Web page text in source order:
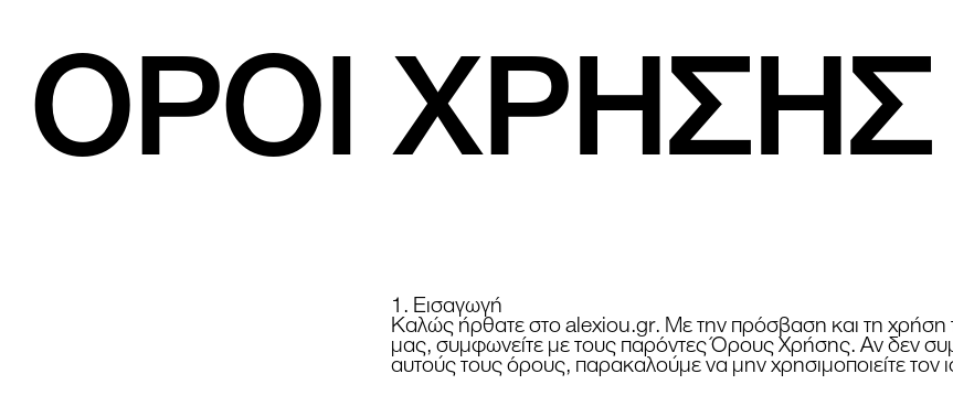
ΟΡΟΙ ΧΡΗΣΗΣ
1. Εισαγωγή
Καλώς ήρθατε στο alexiou.gr. Με την πρόσβαση και τη χρήση
μας, συμφωνείτε με τους παρόντες Όρους Χρήσης. Αν δεν
αυτούς τους όρους, παρακαλούμε να μην χρησιμοποιείτε τον